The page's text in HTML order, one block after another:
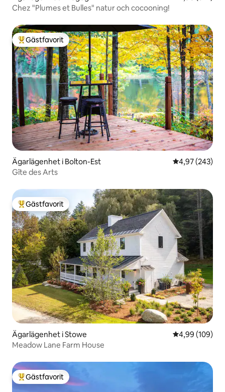
Chez "Plumes et Bulles" natur och cocooning!
Populär gästfavorit
Gästfavorit
Ägarlägenhet i Bolton-Est 4,97 av 5 i
4,97 (243)
Gîte des Arts
Populär gästfavorit
Gästfavorit
Ägarlägenhet i Stowe 4,99 av 5 i
4,99 (109)
Meadow Lane Farm House
Populär gästfavorit
Gästfavorit